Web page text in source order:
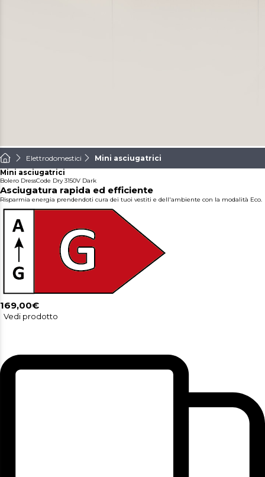
Elettrodomestici Mini asciugatrici
Mini asciugatrici
Bolero DressCode Dry 3150V Dark
Asciugatura rapida ed efficiente
Risparmia energia prendendoti cura dei tuoi vestiti e dell'ambiente con la modalità Eco.
169,00€
Vedi prodotto